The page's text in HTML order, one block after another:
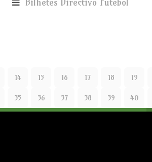
Bilhetes Directivo Futebol
14 15 16 17 18 19
35 36 37 38 39 40